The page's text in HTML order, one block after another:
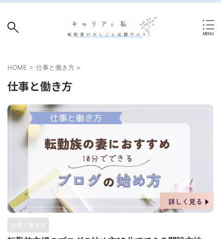
HOME > 仕事と働き方 >
仕事と働き方
仕事と働き方